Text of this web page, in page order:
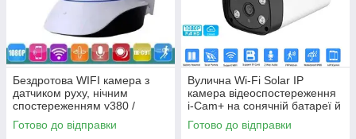
Бездротова WIFI камера з
датчиком руху, нічним
спостереженням v380 /
Внутрішня IP камера
відеоспостереження
Готово до відправки
Вулична Wi-Fi Solar IP
камера відеоспостереження
i-Cam+ на сонячній батареї й
акумуляторі, датчик руху
Готово до відправки